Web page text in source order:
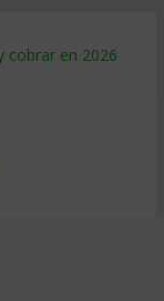
cobrar en 2026
caro
a tiempo
qué hacer
y venderle